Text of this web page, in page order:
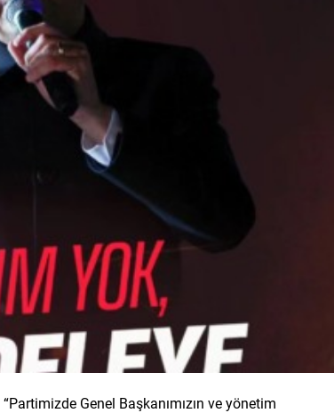
Genel Başkanımızın ve yönetim